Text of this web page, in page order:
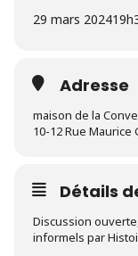
29 mars 2024
Adresse
maison de la
10-12 Rue Maurice
Détails
Discussion
informels par